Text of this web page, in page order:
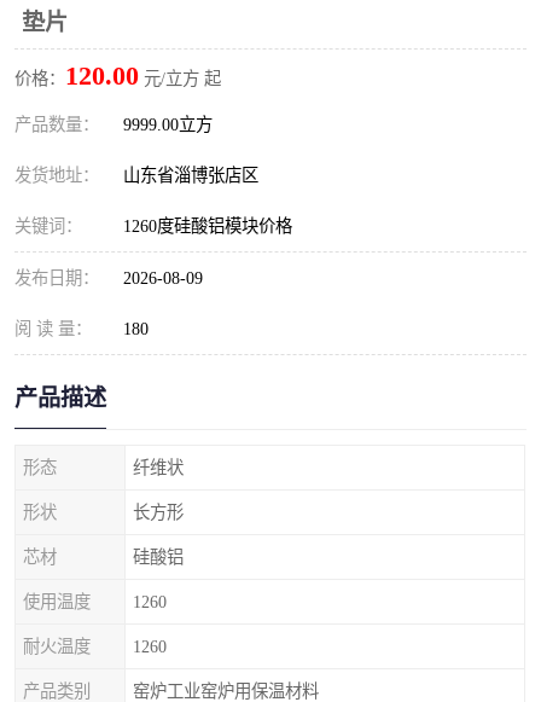
垫片
价格： 120.00 元/立方 起
产品数量： 9999.00立方
发货地址： 山东省淄博张店区
关键词： 1260度硅酸铝模块价格
发布日期： 2026-08-09
阅 读 量： 180
产品描述
形态 纤维状
形状 长方形
芯材 硅酸铝
使用温度 1260
耐火温度 1260
产品类别 窑炉工业窑炉用保温材料